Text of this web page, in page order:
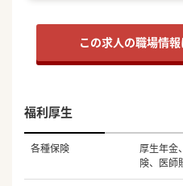
この求人の職場情
福利厚生
各種保険
厚生年金
険、医師